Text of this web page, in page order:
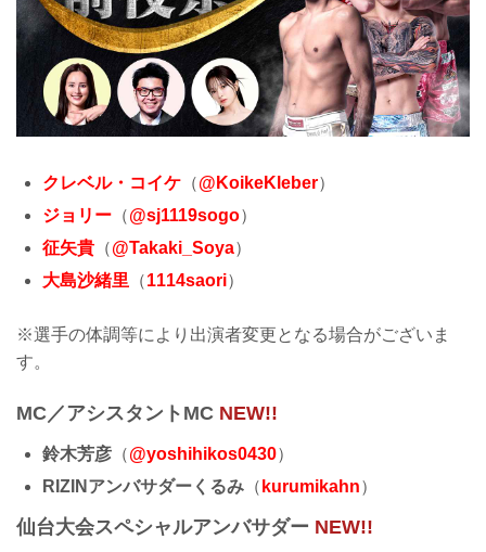
クレベル・コイケ （@KoikeKleber）
ジョリー （@sj1119sogo）
征矢貴 （@Takaki_Soya）
大島沙緒里 （1114saori）
※選手の体調等により出演者変更となる場合がございま
す。
MC／アシスタントMC NEW!!
鈴木芳彦 （@yoshihikos0430）
RIZINアンバサダーくるみ （ kurumikahn）
仙台大会スペシャルアンバサダー NEW!!